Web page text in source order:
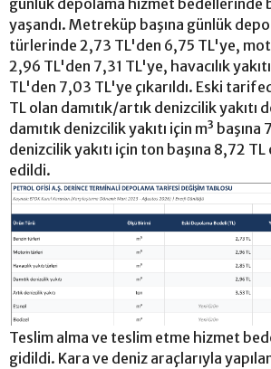
yaşandı. Metreküp başına günlük
türlerinde 2,73 TL'den 6,75 TL'ye,
2,96 TL'den 7,31 TL'ye, havacılık
TL'den 7,03 TL'ye çıkarıldı. Eski
TL olan damıtık/artık denizcilik yakıtı
damıtık denizcilik yakıtı için m³ başına
denizcilik yakıtı için ton başına 8,72
edildi.
Teslim alma ve teslim etme hizmet
gidildi. Kara ve deniz araçlarıyla